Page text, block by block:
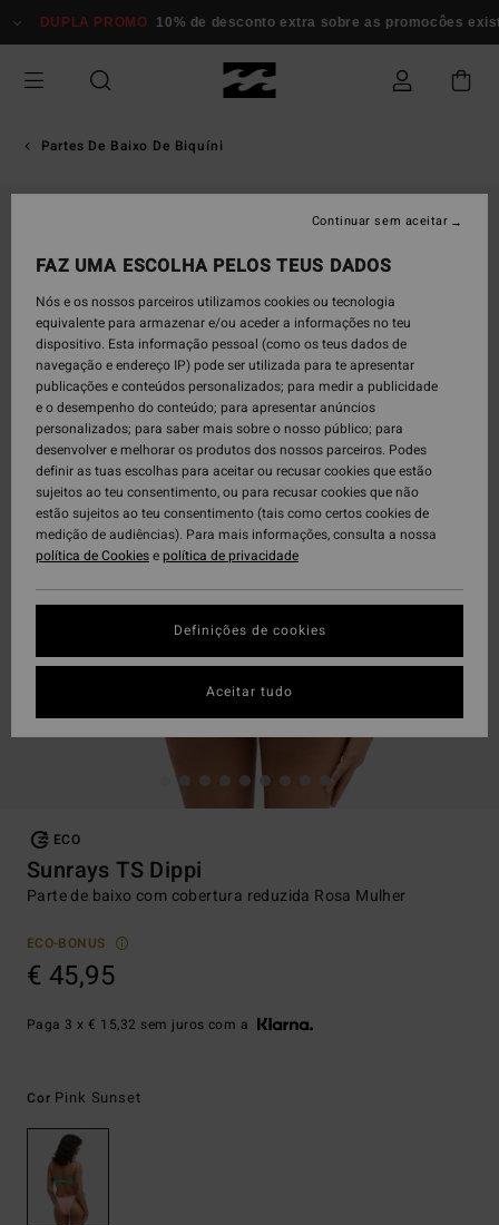
para
informação
DUPLA PROMO 10% de desconto extra sobre as promocôes
Partes De Baixo De Biquíni
ECO
Sunrays TS Dippi
Parte de baixo com cobertura reduzida Rosa Mulher
ECO-BONUS
€ 45,95
Paga 3 x € 15,32 sem juros com a
Cor Pink Sunset
FAZ UMA ESCOLHA PELOS TEUS DADOS
Nós e os nossos parceiros utilizamos cookies ou tecnologia
equivalente para armazenar e/ou aceder a informações no teu
dispositivo. Esta informação pessoal (como os teus dados de
navegação e endereço IP) pode ser utilizada para te apresentar
publicações e conteúdos personalizados; para medir a publicidade
e o desempenho do conteúdo; para apresentar anúncios
personalizados; para saber mais sobre o nosso público; para
desenvolver e melhorar os produtos dos nossos parceiros. Podes
definir as tuas escolhas para aceitar ou recusar cookies que estão
sujeitos ao teu consentimento, ou para recusar cookies que não
estão sujeitos ao teu consentimento (tais como certos cookies de
medição de audiências). Para mais informações, consulta a nossa
política de Cookiesepolítica de privacidade
Definições de cookies
Continuar sem aceitar
Aceitar tudo